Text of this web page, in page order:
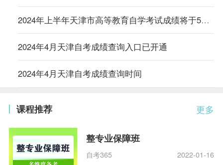
2024年上半年天津市高等教育自学考试成绩将于5月22日发布
2024年4月天津自考成绩查询入口已开通
2024年4月天津自考成绩查询时间
更多
课程推荐
整专业保障班
自考365 2022-01-16